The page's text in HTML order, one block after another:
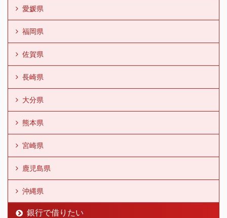
愛媛県
福岡県
佐賀県
長崎県
大分県
熊本県
宮崎県
鹿児島県
沖縄県
銀行で借りたい